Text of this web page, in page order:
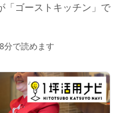
「ゴーストキッチン」で
8分で読めます